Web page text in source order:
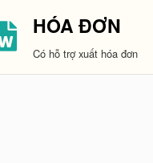
HÓA ĐƠN
Có hỗ trợ xuất hóa đơn